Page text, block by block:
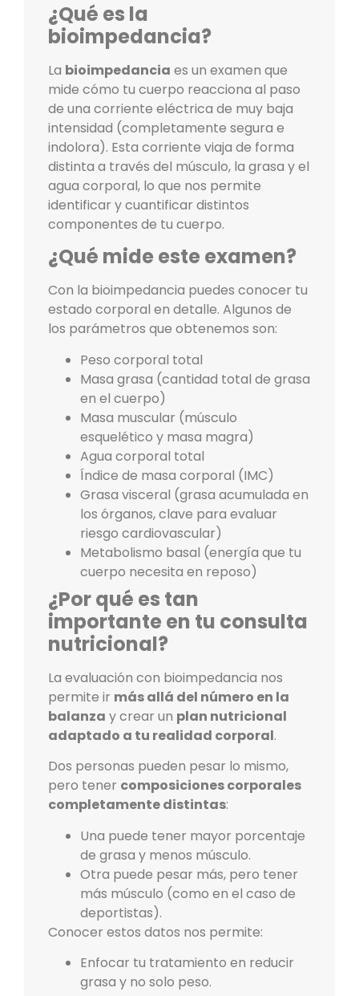
¿Qué es la
bioimpedancia?
La bioimpedancia es un examen que
mide cómo tu cuerpo reacciona al paso
de una corriente eléctrica de muy baja
intensidad (completamente segura e
indolora). Esta corriente viaja de forma
distinta a través del músculo, la grasa y el
agua corporal, lo que nos permite
identificar y cuantificar distintos
componentes de tu cuerpo.
¿Qué mide este examen?
Con la bioimpedancia puedes conocer tu
estado corporal en detalle. Algunos de
los parámetros que obtenemos son:
Peso corporal total
Masa grasa (cantidad total de grasa
en el cuerpo)
Masa muscular (músculo
esquelético y masa magra)
Agua corporal total
Índice de masa corporal (IMC)
Grasa visceral (grasa acumulada en
los órganos, clave para evaluar
riesgo cardiovascular)
Metabolismo basal (energía que tu
cuerpo necesita en reposo)
¿Por qué es tan
importante en tu consulta
nutricional?
La evaluación con bioimpedancia nos
permite ir más allá del número en la
balanza y crear un plan nutricional
adaptado a tu realidad corporal.
Dos personas pueden pesar lo mismo,
pero tener composiciones corporales
completamente distintas:
Una puede tener mayor porcentaje
de grasa y menos músculo.
Otra puede pesar más, pero tener
más músculo (como en el caso de
deportistas).
Conocer estos datos nos permite:
Enfocar tu tratamiento en reducir
grasa y no solo peso.